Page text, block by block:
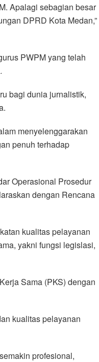
Apalagi sebagian besar
DPRD Kota Medan,”
PWPM yang telah
bagi dunia jurnalistik,
menyelenggarakan
penuh terhadap
Operasional Prosedur
dengan Rencana
kualitas pelayanan
yakni fungsi legislasi,
Sama (PKS) dengan
kualitas pelayanan
profesional,